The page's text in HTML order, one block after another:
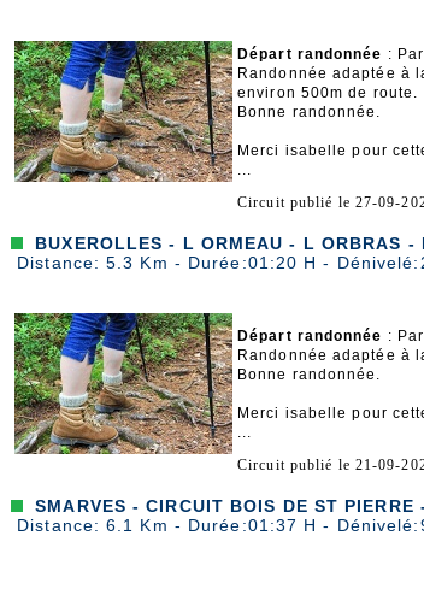
Départ randonnée :
Randonnée adaptée à
environ 500m de route.
Bonne randonnée.
Merci isabelle pour
...
Circuit publié le 27-09-
BUXEROLLES - L ORMEAU - L ORBRAS -
Distance: 5.3 Km - Durée:01:20 H -
Départ randonnée :
Randonnée adaptée à
Bonne randonnée.
Merci isabelle pour
...
Circuit publié le 21-09-
SMARVES - CIRCUIT BOIS DE ST PIERRE
Distance: 6.1 Km - Durée:01:37 H -